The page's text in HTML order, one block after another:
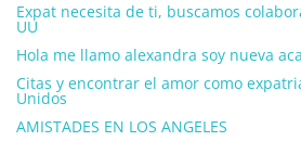
Expat necesita de ti, buscamos
UU
Hola me llamo alexandra soy nueva aca
Citas y encontrar el amor como
Unidos
AMISTADES EN LOS ANGELES